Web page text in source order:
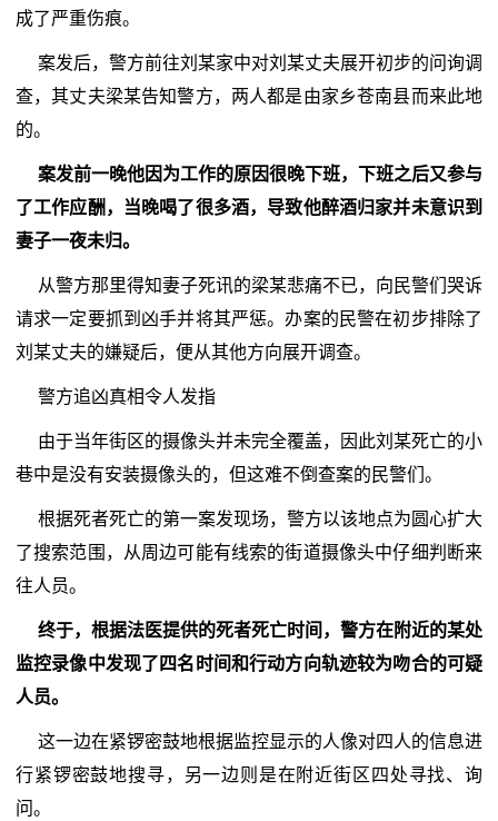
成了严重伤痕。
案发后，警方前往刘某家中对刘某丈夫展开初步的问询调
查，其丈夫梁某告知警方，两人都是由家乡苍南县而来此地
的。
案发前一晚他因为工作的原因很晚下班，下班之后又参与
了工作应酬，当晚喝了很多酒，导致他醉酒归家并未意识到
妻子一夜未归。
从警方那里得知妻子死讯的梁某悲痛不已，向民警们哭诉
请求一定要抓到凶手并将其严惩。办案的民警在初步排除了
刘某丈夫的嫌疑后，便从其他方向展开调查。
警方追凶真相令人发指
由于当年街区的摄像头并未完全覆盖，因此刘某死亡的小
巷中是没有安装摄像头的，但这难不倒查案的民警们。
根据死者死亡的第一案发现场，警方以该地点为圆心扩大
了搜索范围，从周边可能有线索的街道摄像头中仔细判断来
往人员。
终于，根据法医提供的死者死亡时间，警方在附近的某处
监控录像中发现了四名时间和行动方向轨迹较为吻合的可疑
人员。
这一边在紧锣密鼓地根据监控显示的人像对四人的信息进
行紧锣密鼓地搜寻，另一边则是在附近街区四处寻找、询
问。